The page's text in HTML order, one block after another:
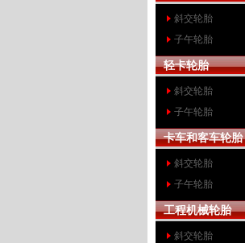
斜交轮胎
子午轮胎
轻卡轮胎
斜交轮胎
子午轮胎
卡车和客车轮胎
斜交轮胎
子午轮胎
工程机械轮胎
斜交轮胎